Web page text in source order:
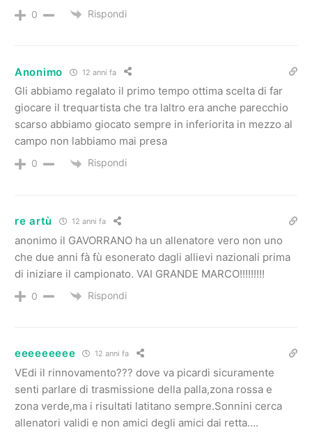
0 Rispondi
Anonimo 12 anni fa
Gli abbiamo regalato il primo tempo ottima scelta di far
giocare il trequartista che tra laltro era anche parecchio
scarso abbiamo giocato sempre in inferiorita in mezzo al
campo non labbiamo mai presa
0 Rispondi
re artù 12 anni fa
anonimo il GAVORRANO ha un allenatore vero non uno
che due anni fà fù esonerato dagli allievi nazionali prima
di iniziare il campionato. VAI GRANDE MARCO!!!!!!!!!
0 Rispondi
eeeeeeeee 12 anni fa
VEdi il rinnovamento??? dove va picardi sicuramente
senti parlare di trasmissione della palla,zona rossa e
zona verde,ma i risultati latitano sempre.Sonnini cerca
allenatori validi e non amici degli amici dai retta….